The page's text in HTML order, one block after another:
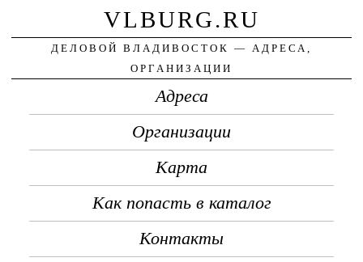
VLBURG.RU
ДЕЛОВОЙ ВЛАДИВОСТОК — АДРЕСА,
ОРГАНИЗАЦИИ
Адреса
Организации
Карта
Как попасть в каталог
Контакты